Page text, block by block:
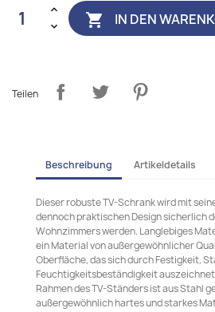
 IN DEN
Teilen
Beschreibung Artikeldetails
Dieser robuste TV-Schrank wird mit
dennoch praktischen Design sicherlich
Wohnzimmers werden. Langlebiges
ein Material von außergewöhnlicher
Oberfläche, das sich durch Festigkeit,
Feuchtigkeitsbeständigkeit
Rahmen des TV-Ständers ist aus Stahl
außergewöhnlich hartes und starkes